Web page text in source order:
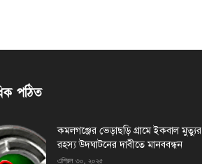
পঠিত
কমলগঞ্জের ভেড়াছড়ি গ্রামে ইকবাল মুত্যুর
রহস্য উদঘাটনের দাবীতে মানববন্ধন
এপ্রিল ৩০, ২০২৫